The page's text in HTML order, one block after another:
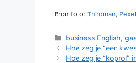
Bron foto: Thirdman,
Categorieën
business English,
Hoe zeg je “een
Hoe zeg je “koprol”